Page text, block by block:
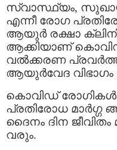
സ്വാസ്ഥ്യം,
എന്നീ രോഗ
ആയുർ രക്ഷാ
ആക്കിയാണ്
വല്‍ക്കരണ
ആയുർവേദ വിഭാഗം
കൊവിഡ് രോഗികള്‍
പ്രതിരോധ മാർഗ്ഗ
ദൈനം ദിന
വരും.